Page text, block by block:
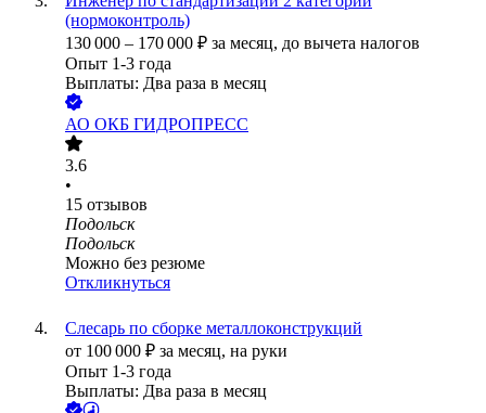
(нормоконтроль)
130 000 – 170 000 ₽ за месяц, до вычета налогов
Опыт 1-3 года
Выплаты: Два раза в месяц
АО ОКБ ГИДРОПРЕСС
3.6
•
15 отзывов
Подольск
Подольск
Можно без резюме
Откликнуться
Слесарь по сборке металлоконструкций
от 100 000 ₽ за месяц, на руки
Опыт 1-3 года
Выплаты: Два раза в месяц